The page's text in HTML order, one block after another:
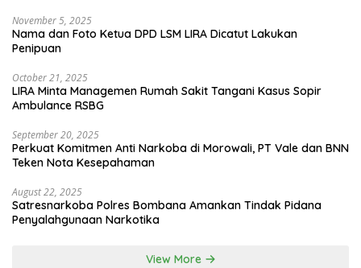
November 5, 2025
Nama dan Foto Ketua DPD LSM LIRA Dicatut Lakukan
Penipuan
October 21, 2025
LIRA Minta Managemen Rumah Sakit Tangani Kasus Sopir
Ambulance RSBG
September 20, 2025
Perkuat Komitmen Anti Narkoba di Morowali, PT Vale dan BNN
Teken Nota Kesepahaman
August 22, 2025
Satresnarkoba Polres Bombana Amankan Tindak Pidana
Penyalahgunaan Narkotika
View More